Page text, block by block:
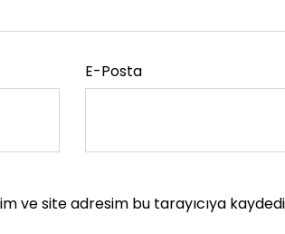
E-Posta
ve site adresim bu tarayıcıya